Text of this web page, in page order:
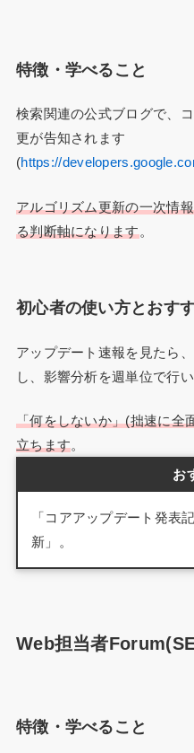
特徴・学べること
検索関連の公式ブログで、
更が告知されます
(https://
アルゴリズム更新の一次情
る判断軸になります。
初心者の使い方とおす
アップデート速報を見たら
し、影響分析を週単位で行い
「何をしないか」(拙速に全
立ちます。
お
「コアアップデート発表
新」。
Web担当者
特徴・学べること